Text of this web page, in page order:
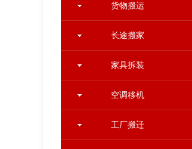
货物搬运
长途搬家
家具拆装
空调移机
工厂搬迁